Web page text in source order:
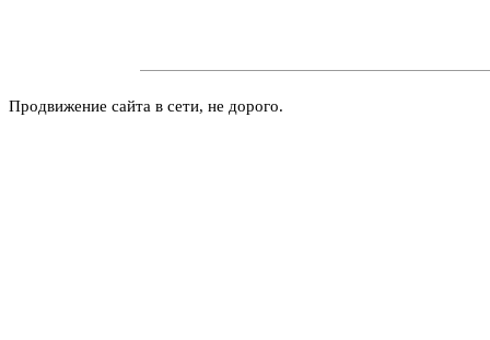
Продвижение сайта в сети, не дорого.